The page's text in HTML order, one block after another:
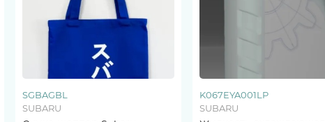
SGBAGBL
SUBARU
K067EYA001LP
SUBARU